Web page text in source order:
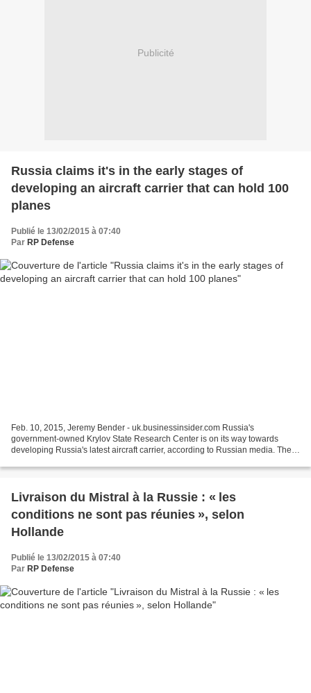
Publicité
Russia claims it's in the early stages of
developing an aircraft carrier that can hold 100
planes
Publié le 13/02/2015 à 07:40
Par RP Defense
Feb. 10, 2015, Jeremy Bender - uk.businessinsider.com Russia's
government-owned Krylov State Research Center is on its way towards
developing Russia's latest aircraft carrier, according to Russian media. The
Livraison du Mistral à la Russie : « les
conditions ne sont pas réunies », selon
Hollande
Publié le 13/02/2015 à 07:40
Par RP Defense